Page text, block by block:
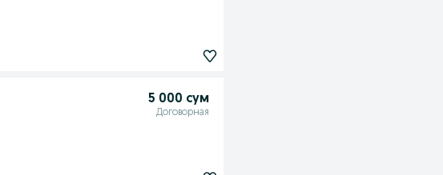
5 000 сум
Договорная